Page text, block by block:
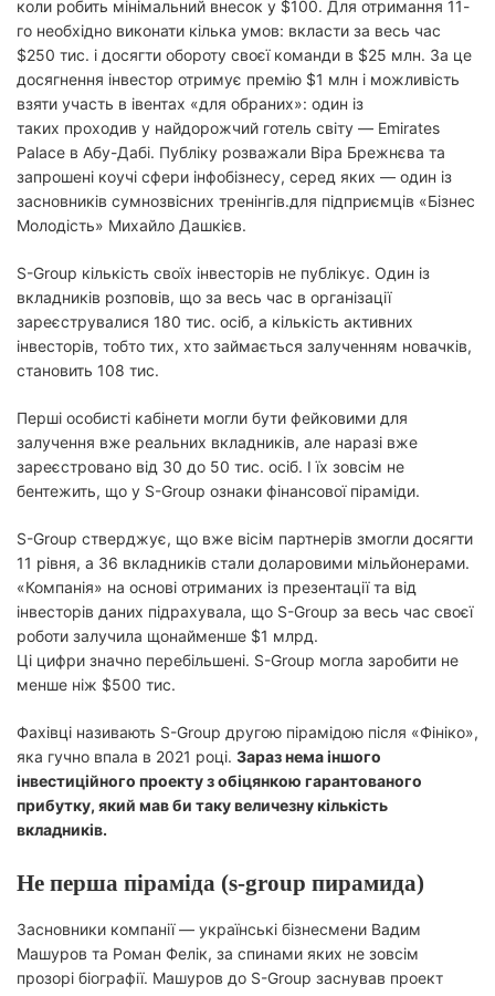
коли робить мінімальний внесок у $100. Для отримання 11-
го необхідно виконати кілька умов: вкласти за весь час
$250 тис. і досягти обороту своєї команди в $25 млн. За це
досягнення інвестор отримує премію $1 млн і можливість
взяти участь в івентах «для обраних»: один із
таких проходив у найдорожчий готель світу — Emirates
Palace в Абу-Дабі. Публіку розважали Віра Брежнєва та
запрошені коучі сфери інфобізнесу, серед яких — один із
засновників сумнозвісних тренінгів.для підприємців «Бізнес
Молодість» Михайло Дашкієв.
S-Group кількість своїх інвесторів не публікує. Один із
вкладників розповів, що за весь час в організації
зареєструвалися 180 тис. осіб, а кількість активних
інвесторів, тобто тих, хто займається залученням новачків,
становить 108 тис.
Перші особисті кабінети могли бути фейковими для
залучення вже реальних вкладників, але наразі вже
зареєстровано від 30 до 50 тис. осіб. І їх зовсім не
бентежить, що у S-Group ознаки фінансової піраміди.
S-Group стверджує, що вже вісім партнерів змогли досягти
11 рівня, а 36 вкладників стали доларовими мільйонерами.
«Компанія» на основі отриманих із презентації та від
інвесторів даних підрахувала, що S-Group за весь час своєї
роботи залучила щонайменше $1 млрд.
Ці цифри значно перебільшені. S-Group могла заробити не
менше ніж $500 тис.
Фахівці називають S-Group другою пірамідою після «Фініко»,
яка гучно впала в 2021 році. Зараз нема іншого
інвестиційного проекту з обіцянкою гарантованого
прибутку, який мав би таку величезну кількість
вкладників.
Не перша піраміда (s-group пирамида)
Засновники компанії — українські бізнесмени Вадим
Машуров та Роман Фелік, за спинами яких не зовсім
прозорі біографії. Машуров до S-Group заснував проект